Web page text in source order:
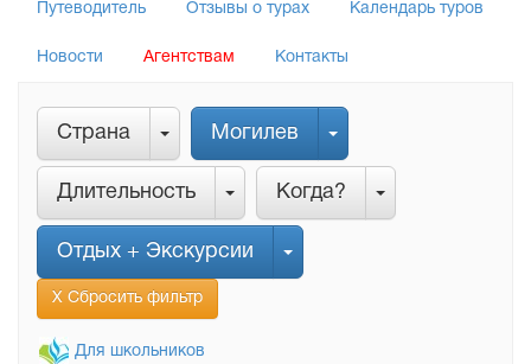
Путеводитель Отзывы о турах Календарь туров
Новости Агентствам Контакты
Страна Могилев
Длительность Когда?
Отдых + Экскурсии
Х Сбросить фильтр
Для школьников